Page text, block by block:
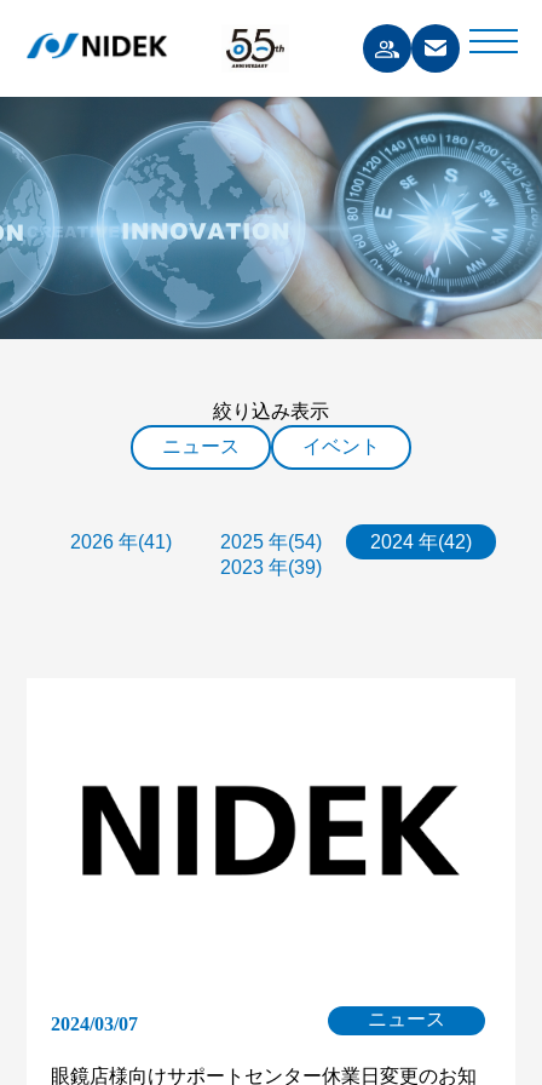
絞り込み表示
ニュース
イベント
2026 年(41) 2025 年(54)
2024 年(42)
2023 年(39)
2024/03/07 ニュース
眼鏡店様向けサポートセンター休業日変更のお知